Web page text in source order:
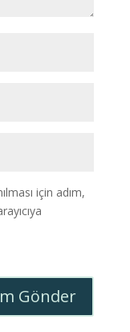
için adım,